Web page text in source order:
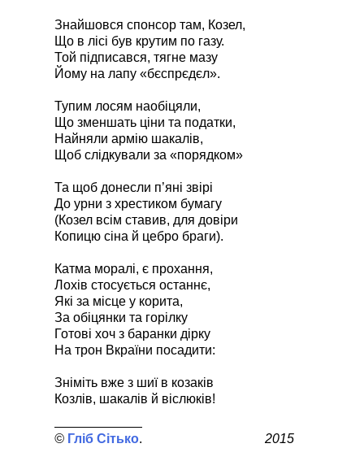
Знайшовся спонсор там, Козел,
Що в лісі був крутим по газу.
Той підписався, тягне мазу
Йому на лапу «бєспрєдєл».
Тупим лосям наобіцяли,
Що зменшать ціни та податки,
Найняли армію шакалів,
Щоб слідкували за «порядком»
Та щоб донесли п’яні звірі
До урни з хрестиком бумагу
(Козел всім ставив, для довіри
Копицю сіна й цебро браги).
Катма моралі, є прохання,
Лохів стосується останнє,
Які за місце у корита,
За обіцянки та горілку
Готові хоч з баранки дірку
На трон Вкраїни посадити:
Зніміть вже з шиї в козаків
Козлів, шакалів й віслюків!
Гліб Сітько 2015